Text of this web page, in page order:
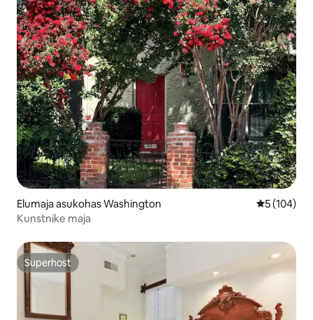
Elumaja asukohas Washington Keskmine
5 (104)
Kunstnike maja
Superhost
Superhost